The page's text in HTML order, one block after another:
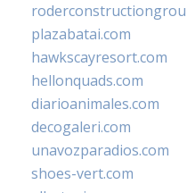
plazabatai.com
hawkscayresort.com
hellonquads.com
diarioanimales.com
decogaleri.com
unavozparadios.com
shoes-vert.com